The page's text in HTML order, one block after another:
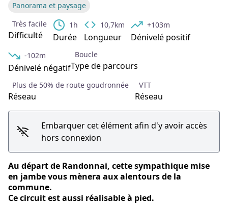
Panorama et paysage
Très facile
Difficulté
1h
Durée
10,7km
Longueur
+103m
Dénivelé positif
-102m
Dénivelé négatif
Boucle
Type de parcours
Plus de 50% de route goudronnée
Réseau
VTT
Réseau
Embarquer cet élément afin d'y avoir accès
hors connexion
Au départ de Randonnai, cette sympathique mise
en jambe vous mènera aux alentours de la
commune.
Ce circuit est aussi réalisable à pied.